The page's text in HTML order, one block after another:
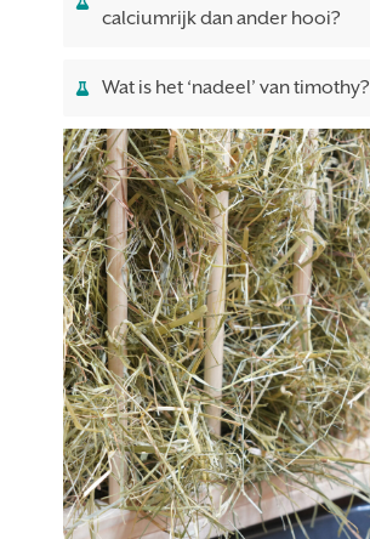
calciumrijk dan ander hooi?
Wat is het ‘nadeel’ van timothy?